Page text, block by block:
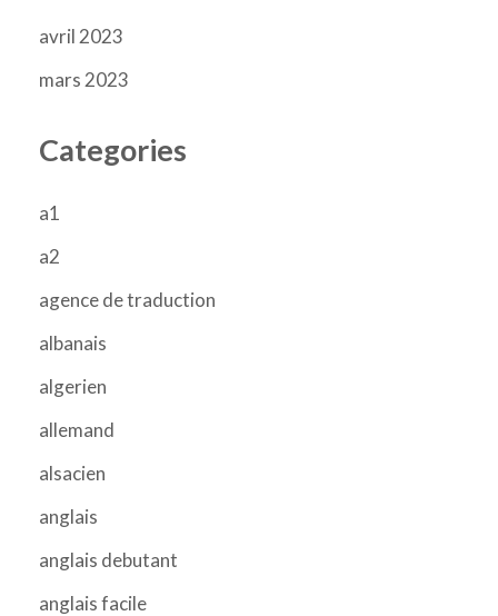
avril 2023
mars 2023
Categories
a1
a2
agence de traduction
albanais
algerien
allemand
alsacien
anglais
anglais debutant
anglais facile